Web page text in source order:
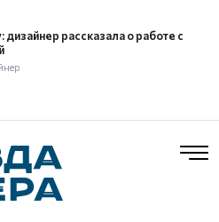
дизайнер рассказала о работе с